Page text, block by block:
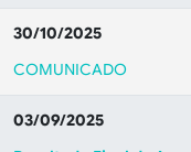
30/10/2025
COMUNICADO
03/09/2025